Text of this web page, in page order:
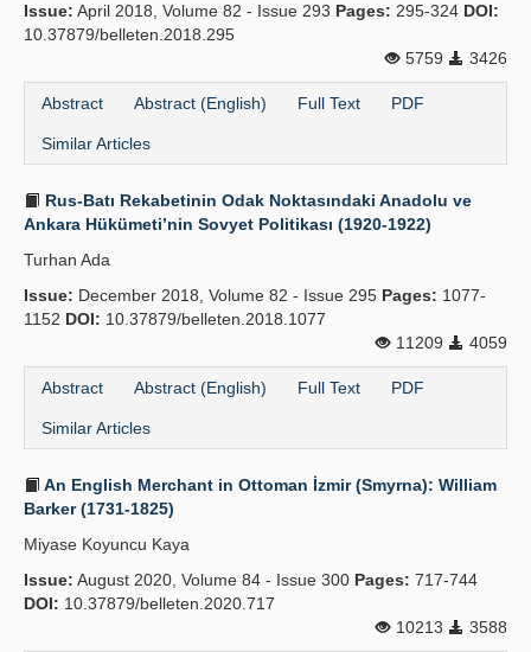
Issue: April 2018, Volume 82 - Issue 293 Pages: 295-324 DOI:
10.37879/belleten.2018.295
5759
3426
Abstract Abstract (English) Full Text PDF
Similar Articles
Rus-Batı Rekabetinin Odak Noktasındaki Anadolu ve
Ankara Hükümeti’nin Sovyet Politikası (1920-1922)
Turhan Ada
Issue: December 2018, Volume 82 - Issue 295 Pages: 1077-
1152 DOI: 10.37879/belleten.2018.1077
11209
4059
Abstract Abstract (English) Full Text PDF
Similar Articles
An English Merchant in Ottoman İzmir (Smyrna): William
Barker (1731-1825)
Miyase Koyuncu Kaya
Issue: August 2020, Volume 84 - Issue 300 Pages: 717-744
DOI: 10.37879/belleten.2020.717
10213
3588